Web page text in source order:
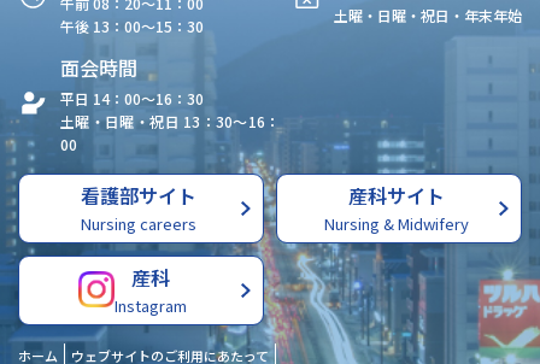
午後 13：00〜15：30
土曜・日曜・祝日・年末年始
面会時間
平日 14：00〜16：30
土曜・日曜・祝日 13：30〜16：
00
看護部サイト
Nursing careers
産科サイト
Nursing & Midwifery
産科
Instagram
ホーム ウェブサイトのご利用にあたって